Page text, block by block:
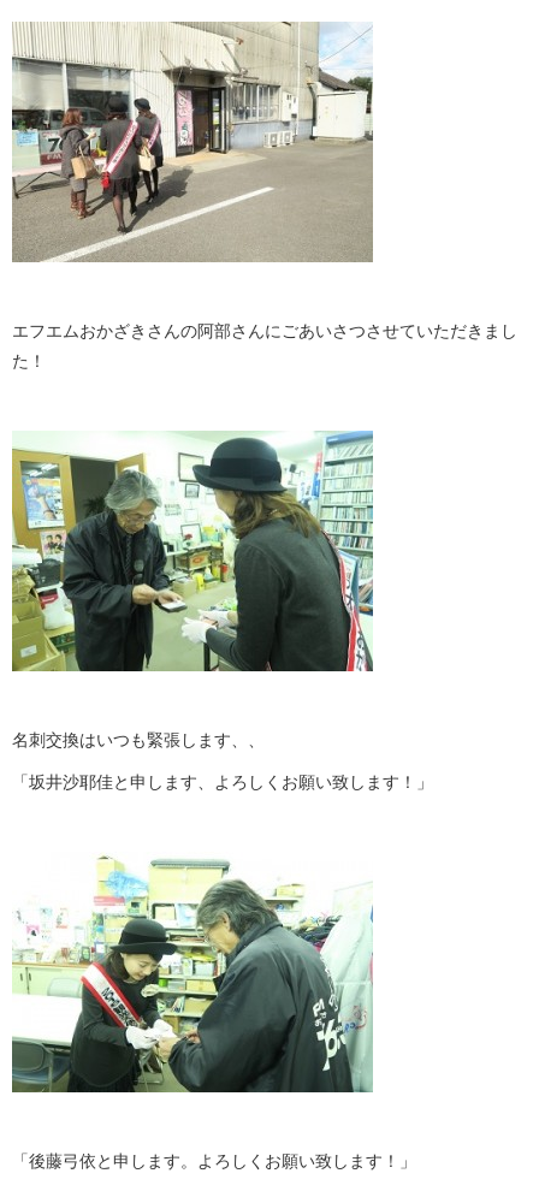
エフエムおかざきさんの阿部さんにごあいさつさせていただきまし
た！
名刺交換はいつも緊張します、、
「坂井沙耶佳と申します、よろしくお願い致します！」
「後藤弓依と申します。よろしくお願い致します！」